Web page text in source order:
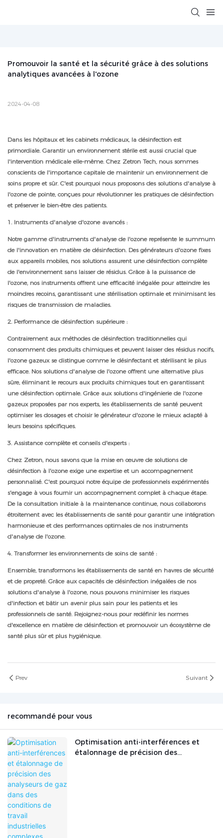
Promouvoir la santé et la sécurité grâce à des solutions
analytiques avancées à l'ozone
2024-04-08
Dans les hôpitaux et les cabinets médicaux, la désinfection est
primordiale. Garantir un environnement stérile est aussi crucial que
l'intervention médicale elle-même. Chez Zetron Tech, nous sommes
conscients de l'importance capitale de maintenir un environnement de
soins propre et sûr. C'est pourquoi nous proposons des solutions d'analyse à
l'ozone de pointe, conçues pour révolutionner les pratiques de désinfection
et préserver le bien-être des patients.
1. Instruments d'analyse d'ozone avancés :
Notre gamme d'instruments d'analyse de l'ozone représente le summum
de l'innovation en matière de désinfection. Des générateurs d'ozone fixes
aux appareils mobiles, nos solutions assurent une désinfection complète
de l'environnement sans laisser de résidus. Grâce à la puissance de
l'ozone, nos instruments offrent une efficacité inégalée pour atteindre les
moindres recoins, garantissant une stérilisation optimale et minimisant les
risques de transmission de maladies.
2. Performance de désinfection supérieure :
Contrairement aux méthodes de désinfection traditionnelles qui
consomment des produits chimiques et peuvent laisser des résidus nocifs,
l'ozone gazeux se distingue comme le désinfectant et stérilisant le plus
efficace. Nos solutions d'analyse de l'ozone offrent une alternative plus
sûre, éliminant le recours aux produits chimiques tout en garantissant
une désinfection optimale. Grâce aux solutions d'ingénierie de l'ozone
gazeux proposées par nos experts, les établissements de santé peuvent
optimiser les dosages et choisir le générateur d'ozone le mieux adapté à
leurs besoins spécifiques.
3. Assistance complète et conseils d'experts :
Chez Zetron, nous savons que la mise en œuvre de solutions de
désinfection à l'ozone exige une expertise et un accompagnement
personnalisé. C'est pourquoi notre équipe de professionnels expérimentés
s'engage à vous fournir un accompagnement complet à chaque étape.
De la consultation initiale à la maintenance continue, nous collaborons
étroitement avec les établissements de santé pour garantir une intégration
harmonieuse et des performances optimales de nos instruments
d'analyse de l'ozone.
4. Transformer les environnements de soins de santé :
Ensemble, transformons les établissements de santé en havres de sécurité
et de propreté. Grâce aux capacités de désinfection inégalées de nos
solutions d'analyse à l'ozone, nous pouvons minimiser les risques
d'infection et bâtir un avenir plus sain pour les patients et les
professionnels de santé. Rejoignez-nous pour redéfinir les normes
d'excellence en matière de désinfection et promouvoir un écosystème de
santé plus sûr et plus hygiénique.
Prev Suivant
recommandé pour vous
Optimisation anti-interférences et
étalonnage de précision des